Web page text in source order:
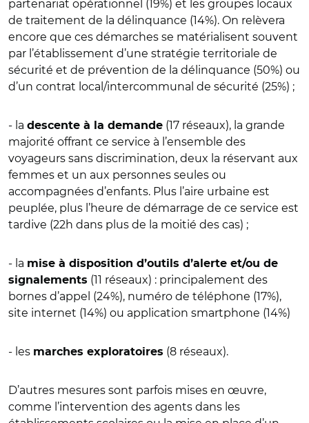
partenariat opérationnel (19%) et les groupes locaux
de traitement de la délinquance (14%). On relèvera
encore que ces démarches se matérialisent souvent
par l’établissement d’une stratégie territoriale de
sécurité et de prévention de la délinquance (50%) ou
d’un contrat local/intercommunal de sécurité (25%) ;
- la descente à la demande (17 réseaux), la grande
majorité offrant ce service à l’ensemble des
voyageurs sans discrimination, deux la réservant aux
femmes et un aux personnes seules ou
accompagnées d’enfants. Plus l’aire urbaine est
peuplée, plus l’heure de démarrage de ce service est
tardive (22h dans plus de la moitié des cas) ;
- la mise à disposition d’outils d’alerte et/ou de
signalements (11 réseaux) : principalement des
bornes d’appel (24%), numéro de téléphone (17%),
site internet (14%) ou application smartphone (14%)
- les marches exploratoires (8 réseaux).
D’autres mesures sont parfois mises en œuvre,
comme l’intervention des agents dans les